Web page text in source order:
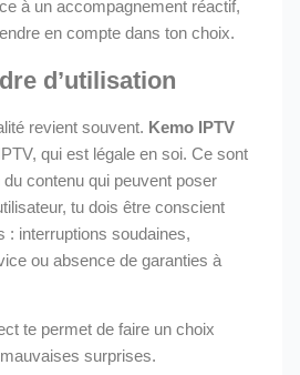
à un accompagnement réactif,
en compte dans ton choix.
d’utilisation
revient souvent. Kemo IPTV
qui est légale en soi. Ce sont
du contenu qui peuvent poser
tu dois être conscient
: interruptions soudaines,
ou absence de garanties à
te permet de faire un choix
surprises.